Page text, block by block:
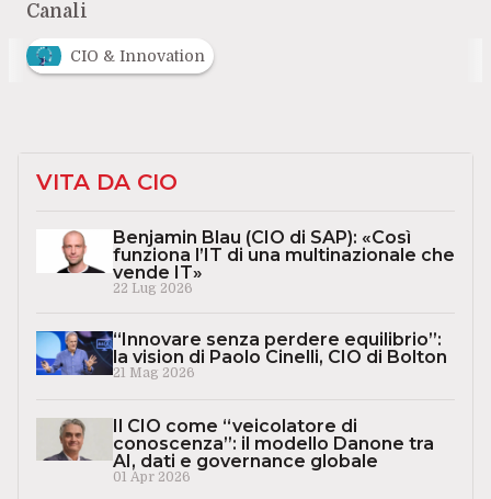
Canali
CIO & Innovation
VITA DA CIO
Benjamin Blau (CIO di SAP): «Così
funziona l’IT di una multinazionale che
vende IT»
22 Lug 2026
“Innovare senza perdere equilibrio”:
la vision di Paolo Cinelli, CIO di Bolton
21 Mag 2026
Il CIO come “veicolatore di
conoscenza”: il modello Danone tra
AI, dati e governance globale
01 Apr 2026